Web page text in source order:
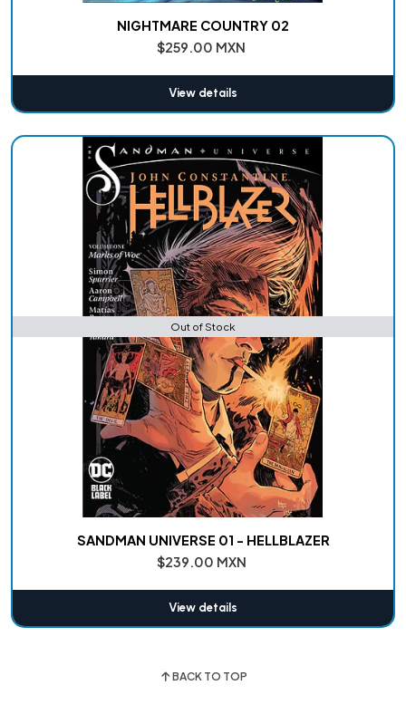
NIGHTMARE COUNTRY 02
$259.00 MXN
View details
Out of Stock
SANDMAN UNIVERSE 01 - HELLBLAZER
$239.00 MXN
View details
BACK TO TOP